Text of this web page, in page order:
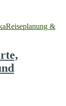
Reiseplanung &